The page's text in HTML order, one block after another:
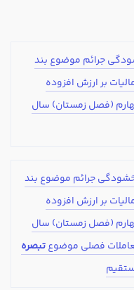
3766/د] بخشودگی جرائم موضوع بند
مالیات بر ارزش افزوده
چهارم (فصل زمستان) سال
09][200/1403/501] بخشودگی جرائم موضوع بند
مالیات بر ارزش افزوده
چهارم (فصل زمستان) سال
تبصره